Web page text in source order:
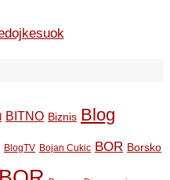
BITNO Biznis Blog
BlogTV Bojan Cukic BOR Borsko